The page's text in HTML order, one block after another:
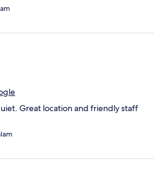
Great location and friendly staff